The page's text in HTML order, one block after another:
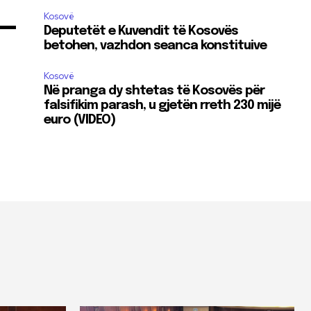
Kosovë
Deputetët e Kuvendit të Kosovës
betohen, vazhdon seanca konstituive
Kosovë
Në pranga dy shtetas të Kosovës për
falsifikim parash, u gjetën rreth 230 mijë
euro (VIDEO)